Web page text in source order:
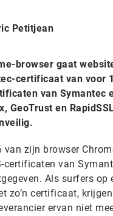
Petitjean
browser gaat
certificaat van voor
van Symantec
GeoTrust en
van zijn browser
certificaten van
Als surfers op
zo’n certificaat,
ervan niet